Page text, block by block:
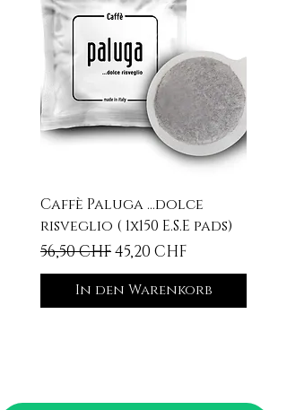
Caffè Paluga ...dolce
risveglio ( 1x150 E.S.E pads)
Standardpreis
56,50 CHFSale-Preis
45,20 CHF
In den Warenkorb